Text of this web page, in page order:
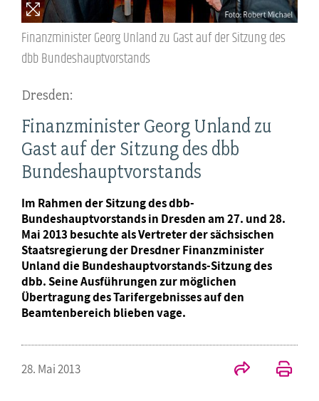
Finanzminister Georg Unland zu Gast auf der Sitzung des
dbb Bundeshauptvorstands
Dresden:
Finanzminister Georg Unland zu
Gast auf der Sitzung des dbb
Bundeshauptvorstands
Im Rahmen der Sitzung des dbb-
Bundeshauptvorstands in Dresden am 27. und 28.
Mai 2013 besuchte als Vertreter der sächsischen
Staatsregierung der Dresdner Finanzminister
Unland die Bundeshauptvorstands-Sitzung des
dbb. Seine Ausführungen zur möglichen
Übertragung des Tarifergebnisses auf den
Beamtenbereich blieben vage.
28. Mai 2013